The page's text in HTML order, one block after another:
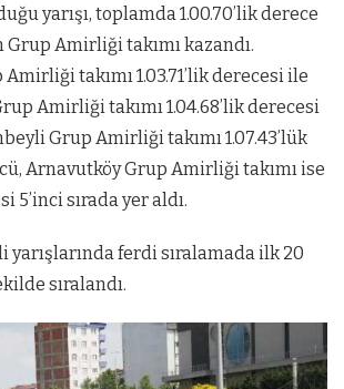
yarışı, toplamda 1.00.70’lik derece
Grup Amirliği takımı kazandı.
takımı 1.03.71’lik derecesi ile
Amirliği takımı 1.04.68’lik derecesi
Grup Amirliği takımı 1.07.43’lük
Arnavutköy Grup Amirliği takımı ise
5’inci sırada yer aldı.
yarışlarında ferdi sıralamada ilk 20
sıralandı.